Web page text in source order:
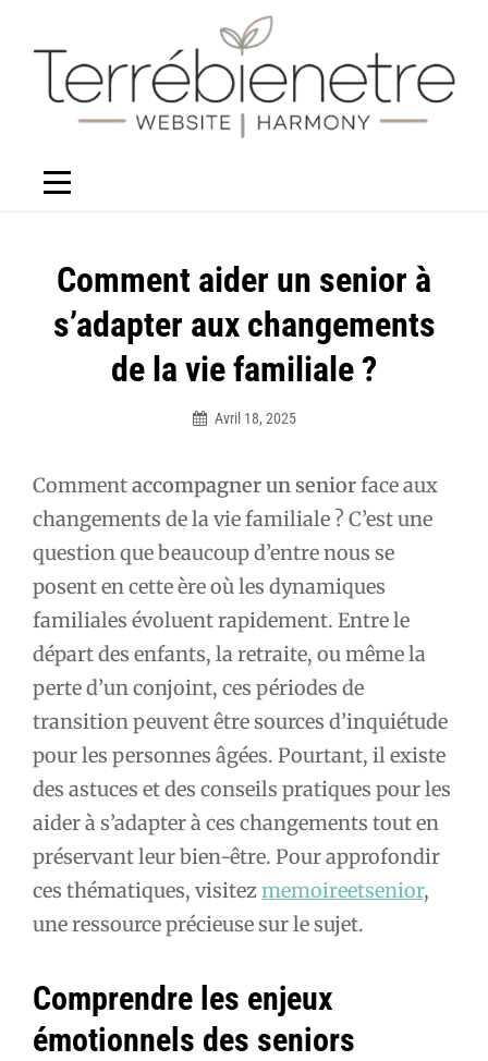
contenu
Comment aider un senior à
s’adapter aux changements
de la vie familiale ?
Avril 18, 2025
Commentaccompagner un seniorface aux
changements de la vie familiale ? C’est une
question que beaucoup d’entre nous se
posent en cette ère où les dynamiques
familiales évoluent rapidement. Entre le
départ des enfants, la retraite, ou même la
perte d’un conjoint, ces périodes de
transition peuvent être sources d’inquiétude
pour les personnes âgées. Pourtant, il existe
des astuces et des conseils pratiques pour les
aider à s’adapter à ces changements tout en
préservant leur bien-être. Pour approfondir
ces thématiques, visitezmemoireetsenior,
une ressource précieuse sur le sujet.
Comprendre les enjeux
émotionnels des seniors
Navigation
de
l’article